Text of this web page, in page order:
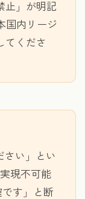
止」が明記
国内リージ
てくださ
さい」とい
現不可能
す」と断